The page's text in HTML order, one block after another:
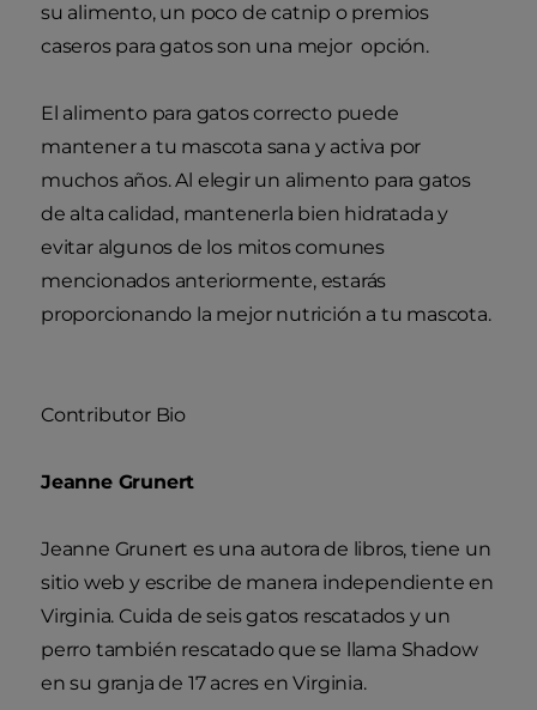
su alimento, un poco de catnip o premios
caseros para gatos son una mejor opción.
El alimento para gatos correcto puede
mantener a tu mascota sana y activa por
muchos años. Al elegir un alimento para gatos
de alta calidad, mantenerla bien hidratada y
evitar algunos de los mitos comunes
mencionados anteriormente, estarás
proporcionando la mejor nutrición a tu mascota.
Contributor Bio
Jeanne Grunert
Jeanne Grunert es una autora de libros, tiene un
sitio web y escribe de manera independiente en
Virginia. Cuida de seis gatos rescatados y un
perro también rescatado que se llama Shadow
en su granja de 17 acres en Virginia.